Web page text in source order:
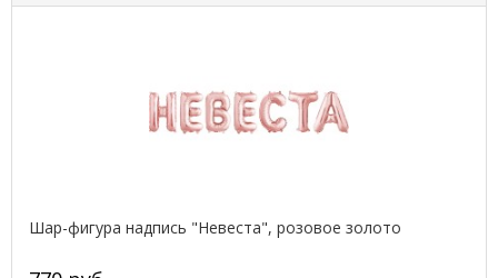
Шар-фигура надпись "Невеста", розовое золото